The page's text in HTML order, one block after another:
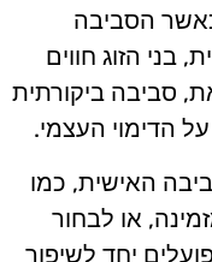
הסביבה
בני הזוג חווים
סביבה ביקורתית
הדימוי העצמי.
האישית, כמו
או לבחור
יחד לשיפור